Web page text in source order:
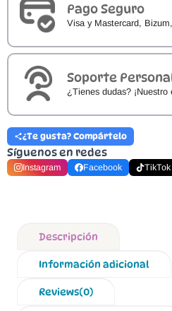
Pago Seguro
Visa y Mastercard,
Soporte
¿Tienes dudas?
¿Te gusta? Compártelo
Síguenos en redes
Instagram Facebook TikTok
Descripción
Información adicional
Reviews(0)